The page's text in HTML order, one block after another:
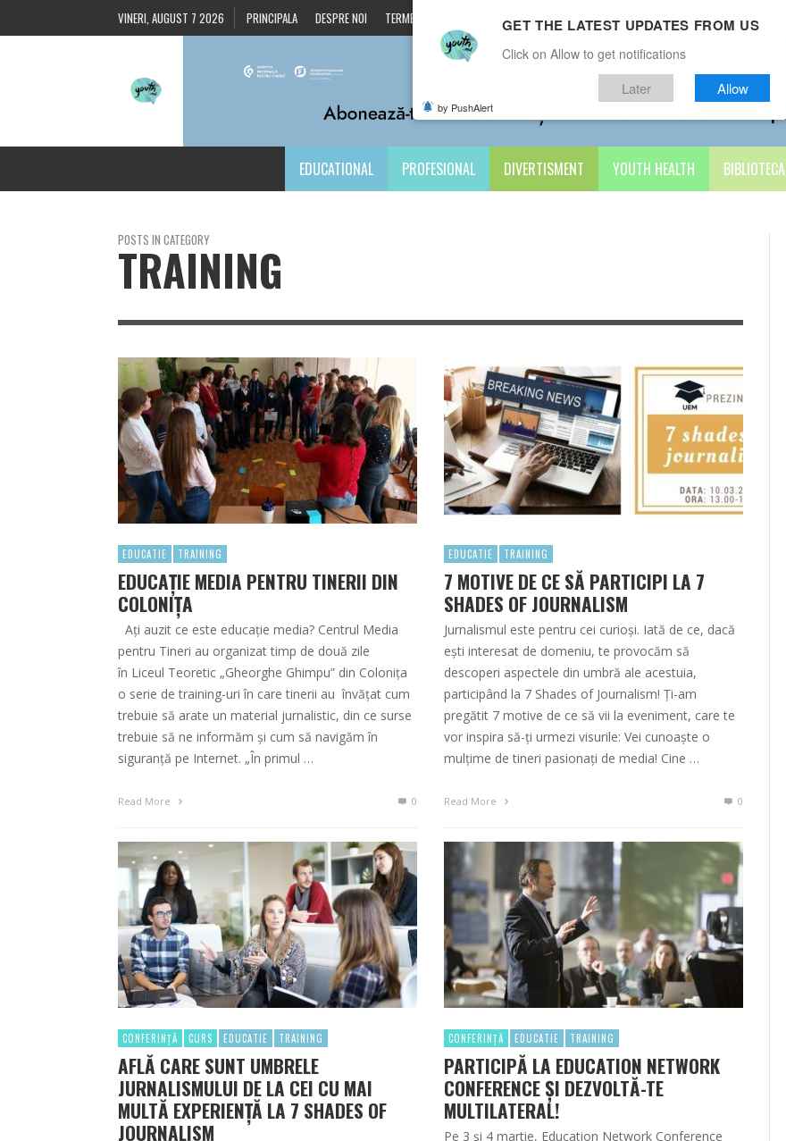
VINERI, AUGUST 7 2026 PRINCIPALA DESPRE NOI TERMENI ȘI CONDIȚII CONTACTE
EDUCATIONAL PROFESIONAL DIVERTISMENT YOUTH HEALTH BIBLIOTECA
POSTS IN CATEGORY
TRAINING
EDUCATIE TRAINING
EDUCAŢIE MEDIA PENTRU TINERII DIN
COLONIŢA
Ați auzit ce este educație media? Centrul Media
pentru Tineri au organizat timp de două zile
în Liceul Teoretic „Gheorghe Ghimpu” din Colonița
o serie de training-uri în care tinerii au învățat cum
trebuie să arate un material jurnalistic, din ce surse
trebuie să ne informăm și cum să navigăm în
siguranță pe Internet. „În primul …
Read More 0
EDUCATIE TRAINING
7 MOTIVE DE CE SĂ PARTICIPI LA 7
SHADES OF JOURNALISM
Jurnalismul este pentru cei curioși. Iată de ce, dacă
ești interesat de domeniu, te provocăm să
descoperi aspectele din umbră ale acestuia,
participând la 7 Shades of Journalism! Ți-am
pregătit 7 motive de ce să vii la eveniment, care te
vor inspira să-ți urmezi visurile: Vei cunoaște o
mulțime de tineri pasionați de media! Cine …
Read More 0
CONFERINȚĂ CURS EDUCATIE TRAINING
AFLĂ CARE SUNT UMBRELE
JURNALISMULUI DE LA CEI CU MAI
MULTĂ EXPERIENȚĂ LA 7 SHADES OF
JOURNALISM
CONFERINȚĂ EDUCATIE TRAINING
PARTICIPĂ LA EDUCATION NETWORK
CONFERENCE ȘI DEZVOLTĂ-TE
MULTILATERAL!
Pe 3 și 4 martie, Education Network Conference
GET THE LATEST UPDATES FROM US
Click on Allow to get notifications
Later Allow
by PushAlert